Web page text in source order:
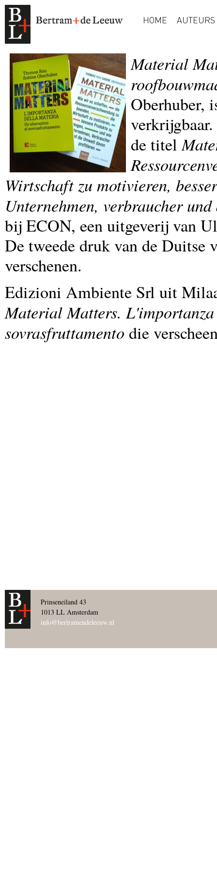
HOME AUTEURS
Material
Oberhuber,
de titel
Wirtschaft zu motivieren,
Unternehmen, verbraucher
bij ECON, een uitgeverij van
De tweede druk van de
verschenen.
Edizioni Ambiente Srl uit
Material Matters.
sovrasfruttamento die
Prinseneiland 43
1013 LL Amsterdam
info@bertramendeleeuw.nl